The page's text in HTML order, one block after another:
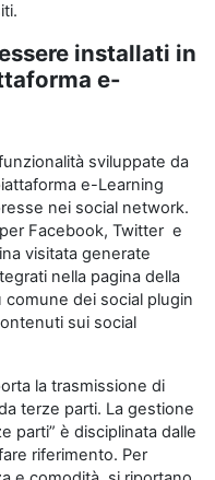
installati in
e-
sviluppate da
e-Learning
nei social network.
Facebook, Twitter e
visitata generate
nella pagina della
dei social plugin
sui social
la trasmissione di
terze parti. La gestione
parti” è disciplinata dalle
riferimento. Per